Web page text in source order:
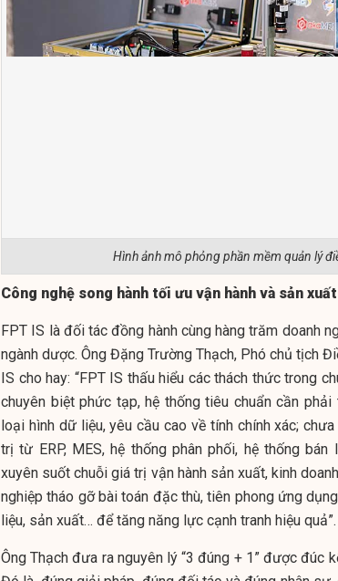
Hình ảnh mô phỏng phần mềm quản lý
Công nghệ song hành tối ưu vận hành và sản
FPT IS là đối tác đồng hành cùng hàng trăm doanh
ngành dược. Ông Đặng Trường Thạch, Phó chủ tịch
IS cho hay: “FPT IS thấu hiểu các thách thức trong
chuyên biệt phức tạp, hệ thống tiêu chuẩn cần
loại hình dữ liệu, yêu cầu cao về tính chính xác;
trị từ ERP, MES, hệ thống phân phối, hệ thống
xuyên suốt chuỗi giá trị vận hành sản xuất, kinh
nghiệp tháo gỡ bài toán đặc thù, tiên phong ứng
liệu, sản xuất… để tăng năng lực cạnh tranh hiệu quả”.
Ông Thạch đưa ra nguyên lý “3 đúng + 1” được đúc